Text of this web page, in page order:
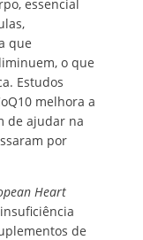
essencial
que
o que
Estudos
melhora a
de ajudar na
por
Heart
de